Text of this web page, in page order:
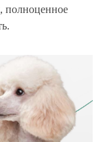
полноценное